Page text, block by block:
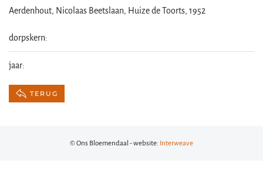
Aerdenhout, Nicolaas Beetslaan, Huize de Toorts, 1952
dorpskern:
jaar:
TERUG
© Ons Bloemendaal - website: Interweave